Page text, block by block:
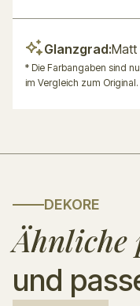
Glanzgrad:Matt
* Die Farbangaben sind
im Vergleich zum Original.
DEKORE
Ähnliche
und